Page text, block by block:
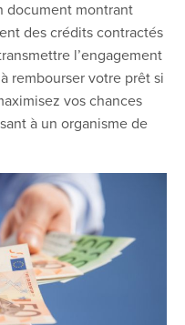
document montrant
des crédits contractés
l’engagement
rembourser votre prêt si
vos chances
à un organisme de